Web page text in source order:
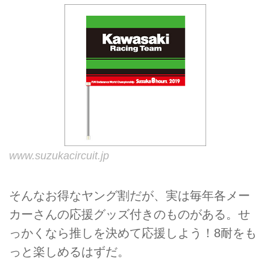
www.suzukacircuit.jp
そんなお得なヤング割だが、実は毎年各メー
カーさんの応援グッズ付きのものがある。せ
っかくなら推しを決めて応援しよう！8耐をも
っと楽しめるはずだ。